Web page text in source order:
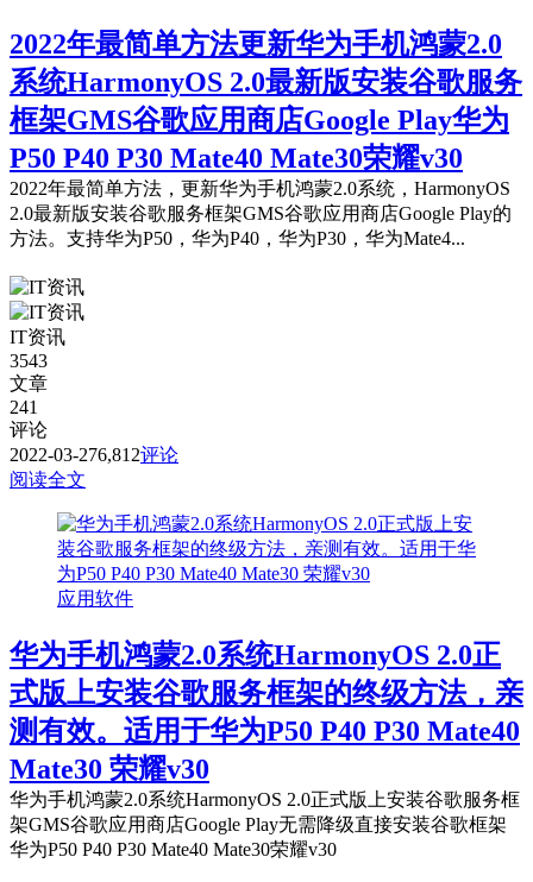
2022年最简单方法更新华为手机鸿蒙2.0
系统HarmonyOS 2.0最新版安装谷歌服务
框架GMS谷歌应用商店Google Play华为
P50 P40 P30 Mate40 Mate30荣耀v30
2022年最简单方法，更新华为手机鸿蒙2.0系统，HarmonyOS
2.0最新版安装谷歌服务框架GMS谷歌应用商店Google Play的
方法。支持华为P50，华为P40，华为P30，华为Mate4...
IT资讯
3543
文章
241
评论
2022-03-276,812评论
阅读全文
应用软件
华为手机鸿蒙2.0系统HarmonyOS 2.0正
式版上安装谷歌服务框架的终级方法，亲
测有效。适用于华为P50 P40 P30 Mate40
Mate30 荣耀v30
华为手机鸿蒙2.0系统HarmonyOS 2.0正式版上安装谷歌服务框
架GMS谷歌应用商店Google Play无需降级直接安装谷歌框架
华为P50 P40 P30 Mate40 Mate30荣耀v30